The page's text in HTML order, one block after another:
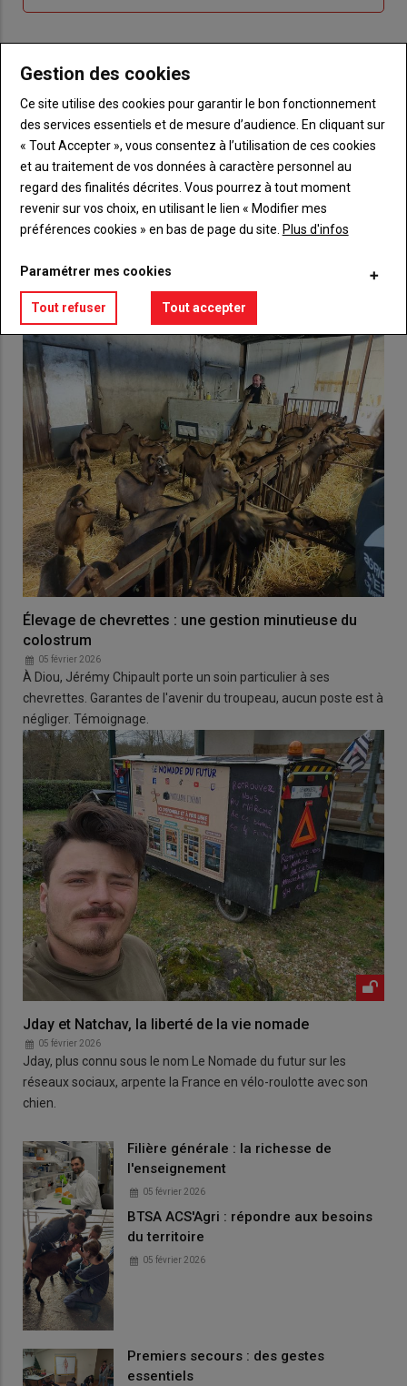
de
me
Sous-
Vous n'êtes pas abonné(e)
TITRE CRÉEZ UN COMPTE
BodyChoisissez votre formule et créez votre
compte pour accéder à tout {nom-site}.
Lien Créez un compte
VOUS AIMEREZ AUSSI
Élevage de chevrettes : une gestion minutieuse du
colostrum
05 février 2026
À Diou, Jérémy Chipault porte un soin particulier à ses
chevrettes. Garantes de l'avenir du troupeau, aucun poste est à
négliger. Témoignage.
Jday et Natchav, la liberté de la vie nomade
05 février 2026
Jday, plus connu sous le nom Le Nomade du futur sur les
réseaux sociaux, arpente la France en vélo-roulotte avec son
chien.
Filière générale : la richesse de
l'enseignement
05 février 2026
BTSA ACS'Agri : répondre aux besoins
du territoire
05 février 2026
Premiers secours : des gestes
essentiels
Gestion des cookies
Ce site utilise des cookies pour garantir le bon fonctionnement
des services essentiels et de mesure d’audience. En cliquant sur
« Tout Accepter », vous consentez à l’utilisation de ces cookies
et au traitement de vos données à caractère personnel au
regard des finalités décrites. Vous pourrez à tout moment
revenir sur vos choix, en utilisant le lien « Modifier mes
préférences cookies » en bas de page du site. Plus d'infos
Paramétrer mes cookies
Tout refuser Tout accepter